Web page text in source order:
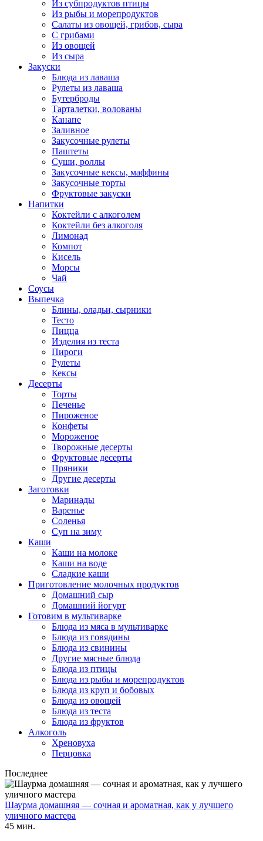
Из субпродуктов птицы
Из рыбы и морепродуктов
Салаты из овощей, грибов, сыра
С грибами
Из овощей
Из сыра
Закуски
Блюда из лаваша
Рулеты из лаваша
Бутерброды
Тарталетки, волованы
Канапе
Заливное
Закусочные рулеты
Паштеты
Суши, роллы
Закусочные кексы, маффины
Закусочные торты
Фруктовые закуски
Напитки
Коктейли с алкоголем
Коктейли без алкоголя
Лимонад
Компот
Кисель
Морсы
Чай
Соусы
Выпечка
Блины, оладьи, сырники
Тесто
Пицца
Изделия из теста
Пироги
Рулеты
Кексы
Десерты
Торты
Печенье
Пироженое
Конфеты
Мороженое
Творожные десерты
Фруктовые десерты
Пряники
Другие десерты
Заготовки
Маринады
Варенье
Соленья
Суп на зиму
Каши
Каши на молоке
Каши на воде
Сладкие каши
Приготовление молочных продуктов
Домашний сыр
Домашний йогурт
Готовим в мультиварке
Блюда из мяса в мультиварке
Блюда из говядины
Блюда из свинины
Другие мясные блюда
Блюда из птицы
Блюда из рыбы и морепродуктов
Блюда из круп и бобовых
Блюда из овощей
Блюда из теста
Блюда из фруктов
Алкоголь
Хреновуха
Перцовка
Последнее
Шаурма домашняя — сочная и ароматная, как у лучшего
уличного мастера
45 мин.